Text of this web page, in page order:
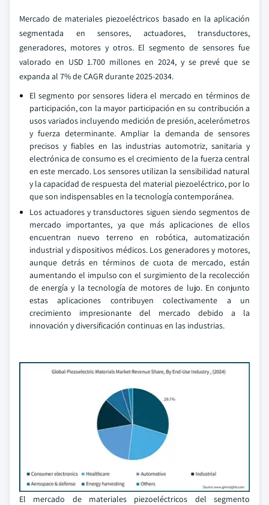
Mercado de materiales piezoeléctricos basado en la aplicación
segmentada en sensores, actuadores, transductores,
generadores, motores y otros. El segmento de sensores fue
valorado en USD 1.700 millones en 2024, y se prevé que se
expanda al 7% de CAGR durante 2025-2034.
El segmento por sensores lidera el mercado en términos de
participación, con la mayor participación en su contribución a
usos variados incluyendo medición de presión, acelerómetros
y fuerza determinante. Ampliar la demanda de sensores
precisos y fiables en las industrias automotriz, sanitaria y
electrónica de consumo es el crecimiento de la fuerza central
en este mercado. Los sensores utilizan la sensibilidad natural
y la capacidad de respuesta del material piezoeléctrico, por lo
que son indispensables en la tecnología contemporánea.
Los actuadores y transductores siguen siendo segmentos de
mercado importantes, ya que más aplicaciones de ellos
encuentran nuevo terreno en robótica, automatización
industrial y dispositivos médicos. Los generadores y motores,
aunque detrás en términos de cuota de mercado, están
aumentando el impulso con el surgimiento de la recolección
de energía y la tecnología de motores de lujo. En conjunto
estas aplicaciones contribuyen colectivamente a un
crecimiento impresionante del mercado debido a la
innovación y diversificación continuas en las industrias.
El mercado de materiales piezoeléctricos del segmento